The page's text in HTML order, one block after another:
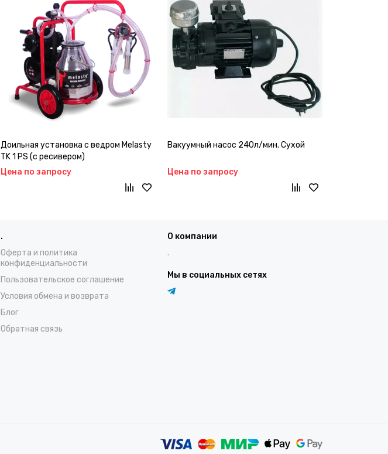
Доильная установка с ведром Melasty
TK 1 PS (с ресивером)
Цена по запросу
Вакуумный насос 240л/мин. Сухой
Цена по запросу
.
Оферта и политика
конфиденциальности
Пользовательское соглашение
Условия обмена и возврата
Блог
Обратная связь
О компании
.
Мы в социальных сетях